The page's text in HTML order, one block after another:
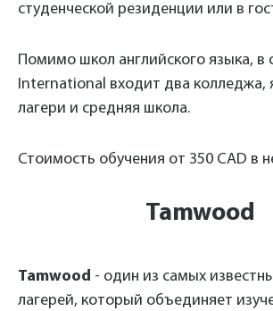
студенческой резиденции или в
Помимо школ английского языка, в
International входит два колледжа,
лагери и средняя школа.
Стоимость обучения от 350 CAD в
Tamwood
Tamwood - один из самых
лагерей, который объединяет